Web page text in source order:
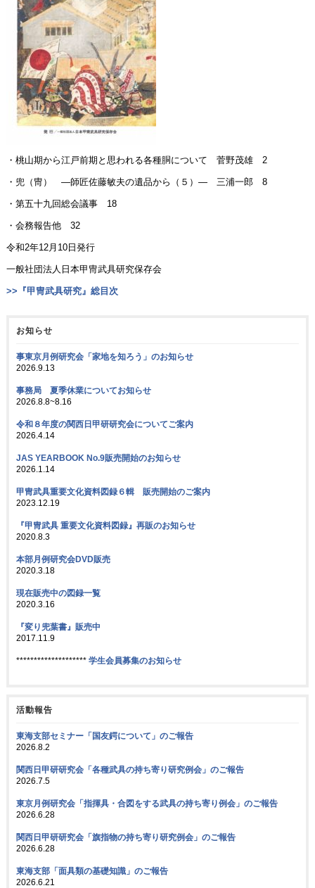
・桃山期から江戸前期と思われる各種胴について 菅野茂雄 2
・兜（冑） ―師匠佐藤敏夫の遺品から（５）― 三浦一郎 8
・第五十九回総会議事 18
・会務報告他 32
令和2年12月10日発行
一般社団法人日本甲冑武具研究保存会
>>『甲冑武具研究』総目次
お知らせ
事東京月例研究会「家地を知ろう」のお知らせ
2026.9.13
事務局 夏季休業についてお知らせ
2026.8.8~8.16
令和８年度の関西日甲研研究会についてご案内
2026.4.14
JAS YEARBOOK No.9販売開始のお知らせ
2026.1.14
甲冑武具重要文化資料図録６輯 販売開始のご案内
2023.12.19
『甲冑武具 重要文化資料図録』再販のお知らせ
2020.8.3
本部月例研究会DVD販売
2020.3.18
現在販売中の図録一覧
2020.3.16
『変り兜葉書』販売中
2017.11.9
******************** 学生会員募集のお知らせ
活動報告
東海支部セミナー「国友鍔について」のご報告
2026.8.2
関西日甲研研究会「各種武具の持ち寄り研究例会」のご報告
2026.7.5
東京月例研究会「指揮具・合図をする武具の持ち寄り例会」のご報告
2026.6.28
関西日甲研研究会「旗指物の持ち寄り研究例会」のご報告
2026.6.28
東海支部「面具類の基礎知識」のご報告
2026.6.21